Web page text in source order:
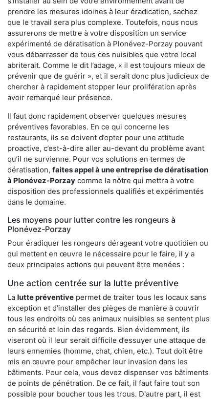
prendre les mesures idoines à leur éradication, sachez
que le travail sera plus complexe. Toutefois, nous nous
assurerons de mettre à votre disposition un service
expérimenté de dératisation à Plonévez-Porzay pouvant
vous débarrasser de tous ces nuisibles que votre local
abriterait. Comme le dit l’adage, « il est toujours mieux de
prévenir que de guérir », et il serait donc plus judicieux de
chercher à rapidement stopper leur prolifération après
avoir remarqué leur présence.
Il faut donc rapidement observer quelques mesures
préventives favorables. En ce qui concerne les
restaurants, ils se doivent d’opter pour une attitude
proactive, c’est-à-dire aller au-devant du problème avant
qu’il ne survienne. Pour vos solutions en termes de
dératisation, faites appel à une entreprise de dératisation
à Plonévez-Porzay comme la nôtre qui mettra à votre
disposition des professionnels qualifiés et expérimentés
dans le domaine.
Les moyens pour lutter contre les rongeurs à
Plonévez-Porzay
Pour éradiquer les rongeurs dérageant votre quotidien ou
qui mettent en œuvre le nécessaire pour le faire, il y a
deux principales actions qui peuvent être menées :
Une action centrée sur la lutte préventive
La lutte préventive permet de traiter tous les locaux sans
exception et d'installer des pièges de manière à couvrir
tous les endroits où ces animaux nuisibles se sentent plus
en sécurité et loin des regards. Bien évidemment, ils
viseront où il leur serait difficile d’essuyer une attaque de
leurs ennemies (homme, chat, chien, etc.). Tout doit être
mis en œuvre pour empêcher leur invasion dans les
bâtiments. Pour cela, vous devez dispenser vos bâtiments
de points de pénétration. De ce fait, il faut faire tout son
possible pour boucher tous les trous. D'autre part, il est